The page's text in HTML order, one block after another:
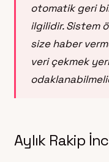
otomatik geri
ilgilidir. Sistem
size haber
veri çekmek
Aylık Rakip